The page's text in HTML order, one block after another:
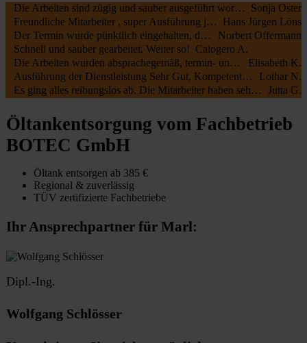
Sonja Oster
Die Arbeiten sind zügig und sauber ausgeführt worden, wir waren sehr zufrieden. Die MA waren freundlich , nochmal ein Danke schön an die beiden.
Hans Jürgen Löns
Freundliche Mitarbeiter , super Ausführung jederzeit zu empfehlen
Norbert Offermann
Der Termin wurde pünktlich eingehalten, die Mitarbeiter waren kundenfreundlich und haben alles gut erledigt. Die Rechnung entsprach dem Auftrag.
Calogero A.
Schnell und sauber gearbeitet. Weiter so!
Elisabeth K.
Die Arbeiten wurden absprachegemäß, termin- und fachgerecht zu unserer vollsten Zufriedenheit durchgeführt. Sehr freundliche Kommunikation sowohl mit Öltank24 als auch mit der Fa. Botec
Lothar N.
Ausführung der Dienstleistung Sehr Gut, Kompetente Mitarbeiter, Sehr Freundliches Personal
Jutta G.
Es ging alles reibungslos ab. Die Mitarbeiter haben sehr schnell und sauber gearbeitet.
Öltankentsorgung vom Fachbetrieb
BOTEC GmbH
Öltank entsorgen ab 385 €
Regional & zuverlässig
TÜV zertifizierte Fachbetriebe
Ihr Ansprechpartner für Marl:
Dipl.-Ing.
Wolfgang Schlösser